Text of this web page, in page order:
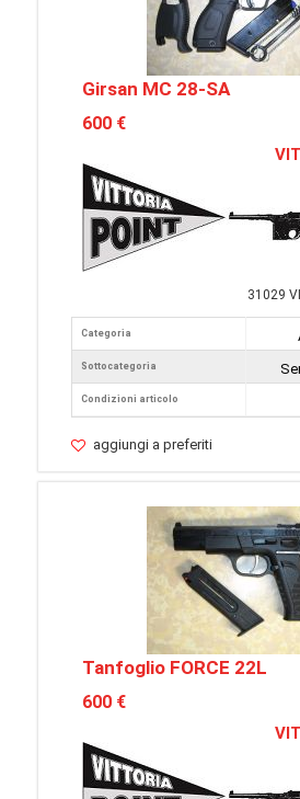
Girsan MC 28-SA
600 €
31029
Categoria
Sottocategoria
Condizioni articolo
aggiungi a preferiti
Tanfoglio FORCE 22L
600 €